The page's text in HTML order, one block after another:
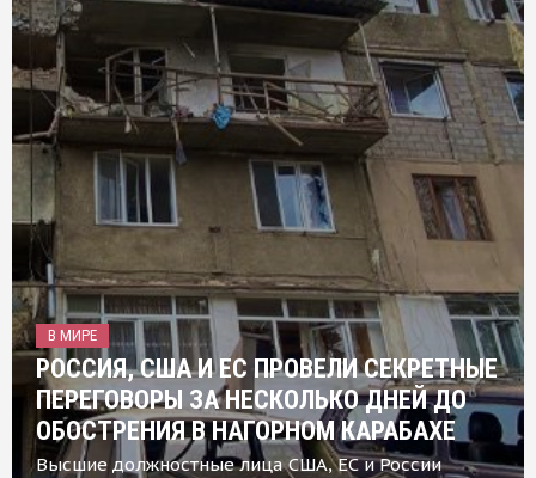
В МИРЕ
РОССИЯ, США И ЕС ПРОВЕЛИ СЕКРЕТНЫЕ
ПЕРЕГОВОРЫ ЗА НЕСКОЛЬКО ДНЕЙ ДО
ОБОСТРЕНИЯ В НАГОРНОМ КАРАБАХЕ
Высшие должностные лица США, ЕС и России